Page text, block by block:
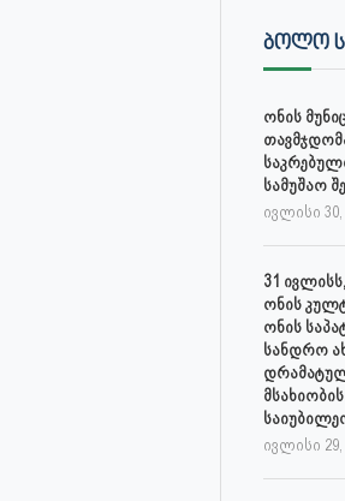
ᲑᲝᲚᲝ
ონის
სამუშაო
ივლისი 30,
31
ონის
ონის
სანდრო
ივლისი 29,